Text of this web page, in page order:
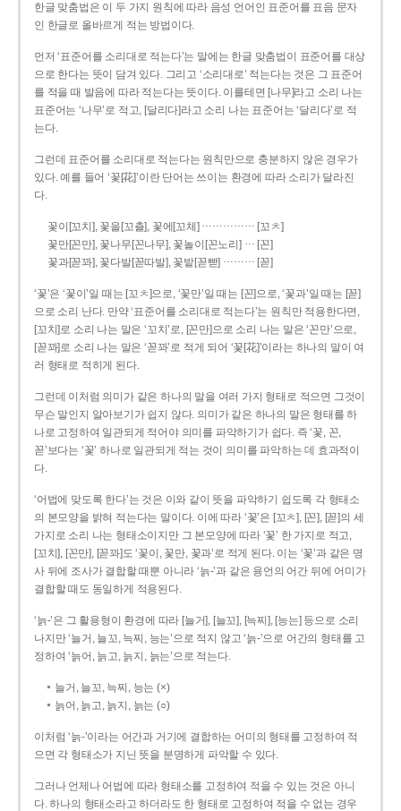
한글 맞춤법은 이 두 가지 원칙에 따라 음성 언어인 표준어를 표음 문자
인 한글로 올바르게 적는 방법이다.
먼저 ‘표준어를 소리대로 적는다’는 말에는 한글 맞춤법이 표준어를 대상
으로 한다는 뜻이 담겨 있다. 그리고 ‘소리대로’ 적는다는 것은 그 표준어
를 적을 때 발음에 따라 적는다는 뜻이다. 이를테면 [나무]라고 소리 나는
표준어는 ‘나무’로 적고, [달리다]라고 소리 나는 표준어는 ‘달리다’로 적
는다.
그런데 표준어를 소리대로 적는다는 원칙만으로 충분하지 않은 경우가
있다. 예를 들어 ‘꽃[花]’이란 단어는 쓰이는 환경에 따라 소리가 달라진
다.
꽃이[꼬치], 꽃을[꼬츨], 꽃에[꼬체] …………… [꼬ㅊ]
꽃만[꼰만], 꽃나무[꼰나무], 꽃놀이[꼰노리] … [꼰]
꽃과[꼳꽈], 꽃다발[꼳따발], 꽃밭[꼳빧] ……… [꼳]
‘꽃’은 ‘꽃이’일 때는 [꼬ㅊ]으로, ‘꽃만’일 때는 [꼰]으로, ‘꽃과’일 때는 [꼳]
으로 소리 난다. 만약 ‘표준어를 소리대로 적는다’는 원칙만 적용한다면,
[꼬치]로 소리 나는 말은 ‘꼬치’로, [꼰만]으로 소리 나는 말은 ‘꼰만’으로,
[꼳꽈]로 소리 나는 말은 ‘꼳꽈’로 적게 되어 ‘꽃[花]’이라는 하나의 말이 여
러 형태로 적히게 된다.
그런데 이처럼 의미가 같은 하나의 말을 여러 가지 형태로 적으면 그것이
무슨 말인지 알아보기가 쉽지 않다. 의미가 같은 하나의 말은 형태를 하
나로 고정하여 일관되게 적어야 의미를 파악하기가 쉽다. 즉 ‘꽃, 꼰,
꼳’보다는 ‘꽃’ 하나로 일관되게 적는 것이 의미를 파악하는 데 효과적이
다.
‘어법에 맞도록 한다’는 것은 이와 같이 뜻을 파악하기 쉽도록 각 형태소
의 본모양을 밝혀 적는다는 말이다. 이에 따라 ‘꽃’은 [꼬ㅊ], [꼰], [꼳]의 세
가지로 소리 나는 형태소이지만 그 본모양에 따라 ‘꽃’ 한 가지로 적고,
[꼬치], [꼰만], [꼳꽈]도 ‘꽃이, 꽃만, 꽃과’로 적게 된다. 이는 ‘꽃’과 같은 명
사 뒤에 조사가 결합할 때뿐 아니라 ‘늙-’과 같은 용언의 어간 뒤에 어미가
결합할 때도 동일하게 적용된다.
‘늙-’은 그 활용형이 환경에 따라 [늘거], [늘꼬], [늑찌], [능는] 등으로 소리
나지만 ‘늘거, 늘꼬, 늑찌, 능는’으로 적지 않고 ‘늙-’으로 어간의 형태를 고
정하여 ‘늙어, 늙고, 늙지, 늙는’으로 적는다.
늘거, 늘꼬, 늑찌, 능는 (×)
늙어, 늙고, 늙지, 늙는 (○)
이처럼 ‘늙-­’이라는 어간과 거기에 결합하는 어미의 형태를 고정하여 적
으면 각 형태소가 지닌 뜻을 분명하게 파악할 수 있다.
그러나 언제나 어법에 따라 형태소를 고정하여 적을 수 있는 것은 아니
다. 하나의 형태소라고 하더라도 한 형태로 고정하여 적을 수 없는 경우